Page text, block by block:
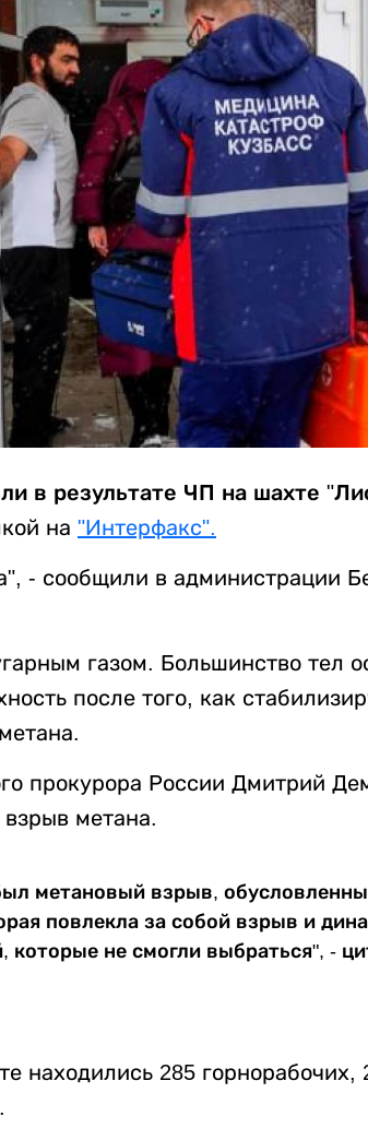
в результате ЧП на шахте
на "Интерфакс".
- сообщили в администрации
газом. Большинство тел
после того, как
прокурора России Дмитрий
метана.
метановый взрыв,
повлекла за собой взрыв и
которые не смогли выбраться", -
находились 285 горнорабочих,